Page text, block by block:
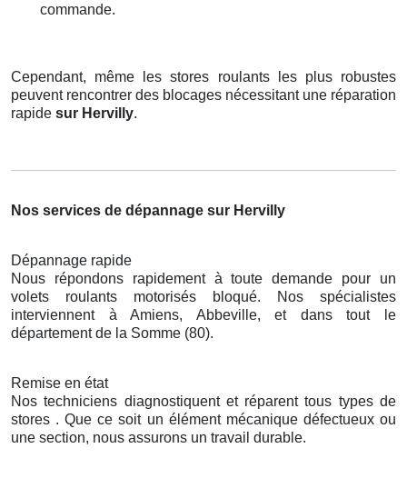
commande.
Cependant, même les stores roulants les plus robustes
peuvent rencontrer des blocages nécessitant une réparation
rapide sur Hervilly.
Nos services de dépannage sur Hervilly
Dépannage rapide
Nous répondons rapidement à toute demande pour un
volets roulants motorisés bloqué. Nos spécialistes
interviennent à Amiens, Abbeville, et dans tout le
département de la Somme (80).
Remise en état
Nos techniciens diagnostiquent et réparent tous types de
stores . Que ce soit un élément mécanique défectueux ou
une section, nous assurons un travail durable.